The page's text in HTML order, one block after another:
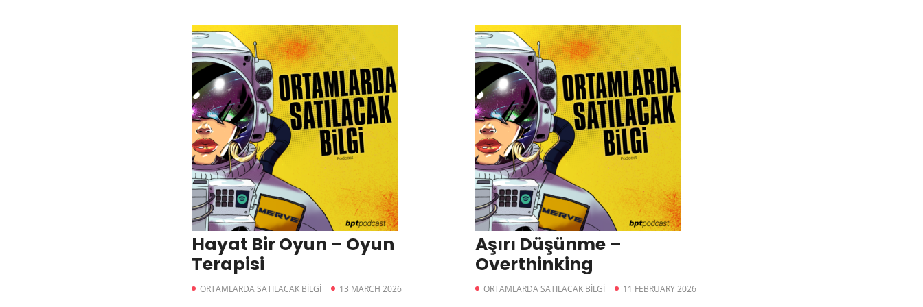
Hayat Bir Oyun – Oyun
Terapisi
ORTAMLARDA SATILACAK BİLGİ 13 MARCH 2026
Aşırı Düşünme –
Overthinking
ORTAMLARDA SATILACAK BİLGİ 11 FEBRUARY 2026